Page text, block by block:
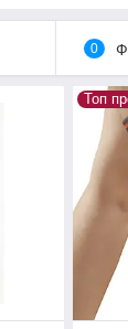
0
Топ